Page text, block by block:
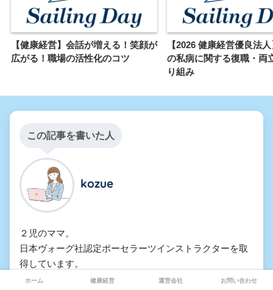
【健康経営】会話が増える！笑顔が
広がる！職場の活性化のコツ
【2026 健康経営優良法
の私病に関する復職・両
り組み
この記事を書いた人
kozue
２児のママ。
日本ヴォーグ社認定ポーセラーツインストラクターを取
得しています。
ハンドメイドが趣味で、お寿司が大好きです。育児と仕
ホーム 健康経営 運営会社 お問い合わせ